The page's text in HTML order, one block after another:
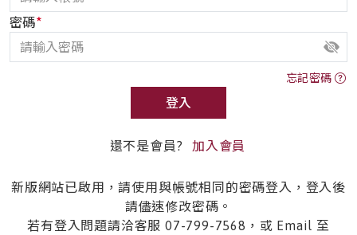
密碼*
忘記密碼
登入
還不是會員? 加入會員
新版網站已啟用，請使用與帳號相同的密碼登入，登入後
請儘速修改密碼。
若有登入問題請洽客服 07-799-7568，或 Email 至